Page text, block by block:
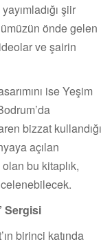
şiir
önde gelen
ve şairin
ise Yeşim
bizzat kullandığı
açılan
bu kitaplık,
Sergisi
birinci katında